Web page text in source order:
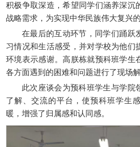
积极争取深造，希望同学们涵养深沉
战略需求，为实现中华民族伟大复兴
在最后的互动环节，同学们踊跃
习情况和生活感受，并对学校为他们
环境表示感谢。高朕栋就预科班学生
各方面遇到的困难和问题进行了现场解
此次座谈会为预科班学生与学院
了解、交流的平台，使预科班学生
暖，增强了归属感和认同感。